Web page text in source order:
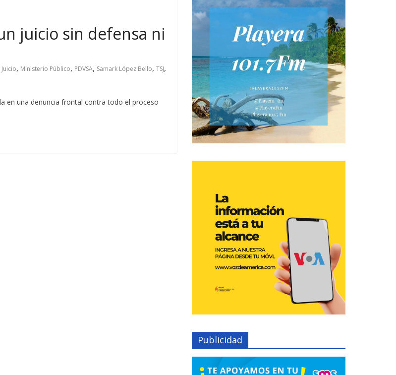
juicio sin defensa ni
Juicio, Ministerio Público, PDVSA, Samark López Bello, TSJ,
en una denuncia frontal contra todo el proceso
Publicidad